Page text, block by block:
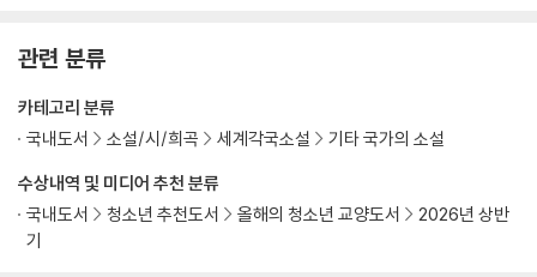
관련 분류
수상내역 및 미디어 추천 분류
국내도서
청소년 추천도서 올해의 청소년 교양도서
2026년 상반
기
카테고리 분류
국내도서
소설/시/희곡 세계각국소설 기타 국가의 소설